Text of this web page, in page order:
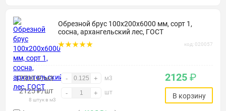
Обрезной брус 100х200х6000 мм, сорт 1,
сосна, архангельский лес, ГОСТ
код: 020057
17000 ₽/м3 - + м3
2125₽/шт
8 штук в м3
- + шт
2125 ₽
В корзину